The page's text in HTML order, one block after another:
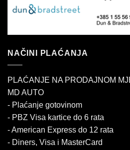
NAČINI PLAĆANJA
PLAĆANJE NA PRODAJNOM
MD AUTO
- Plaćanje gotovinom
- PBZ Visa kartice do 6 rata
- American Express do 12 rata
- Diners, Visa i MasterCard